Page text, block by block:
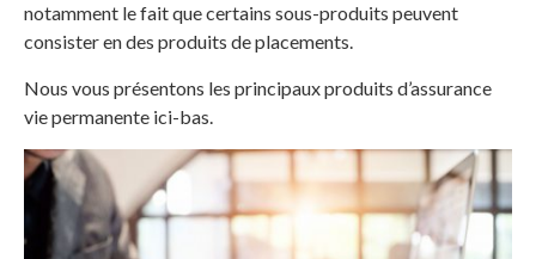
notamment le fait que certains sous-produits peuvent
consister en des produits de placements.
Nous vous présentons les principaux produits d’assurance
vie permanente ici-bas.